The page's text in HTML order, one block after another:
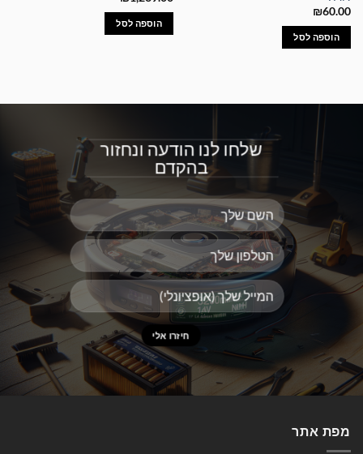
₪60.00
הוספה לסל
הוספה לסל
שלחו לנו הודעה ונחזור
בהקדם
מפת אתר